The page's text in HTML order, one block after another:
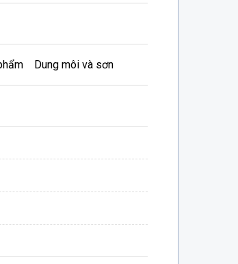
Dung môi và sơn